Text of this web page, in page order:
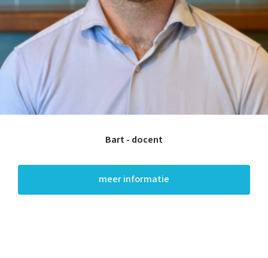
Bart - docent
meer informatie